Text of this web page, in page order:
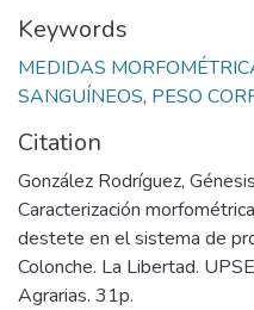
Keywords
MEDIDAS
SANGUÍNEOS, PESO
Citation
González Rodríguez,
Caracterización
destete en el sistema de
Colonche. La Libertad.
Agrarias. 31p.